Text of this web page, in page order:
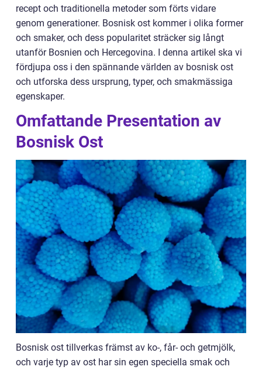
recept och traditionella metoder som förts vidare
genom generationer. Bosnisk ost kommer i olika former
och smaker, och dess popularitet sträcker sig långt
utanför Bosnien och Hercegovina. I denna artikel ska vi
fördjupa oss i den spännande världen av bosnisk ost
och utforska dess ursprung, typer, och smakmässiga
egenskaper.
Omfattande Presentation av
Bosnisk Ost
Bosnisk ost tillverkas främst av ko-, får- och getmjölk,
och varje typ av ost har sin egen speciella smak och